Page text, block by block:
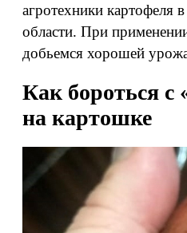
агротехники картофеля
области. При
добьемся хорошей
Как бороться
на картошке